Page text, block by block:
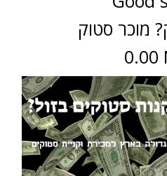
מוכר סטוק
0.00